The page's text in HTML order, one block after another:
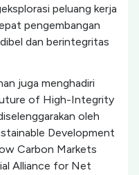
peluang kerja
pengembangan
dan berintegritas
juga menghadiri
of High-Integrity
oleh
Development
Carbon Markets
Alliance for Net